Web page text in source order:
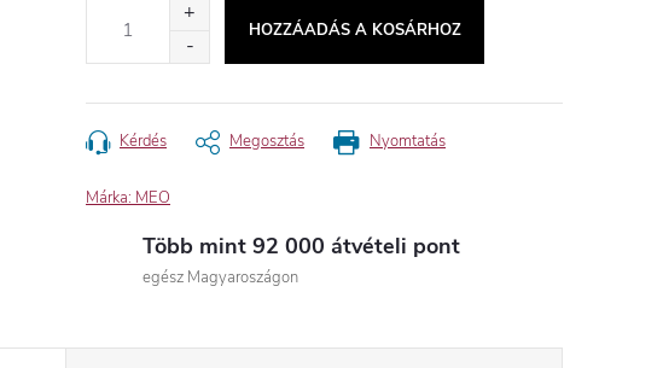
HOZZÁADÁS A KOSÁRHOZ
Nyomtatás
Kérdés Megosztás
Márka: MEO
Több mint 92 000 átvételi pont
egész Magyaroszágon